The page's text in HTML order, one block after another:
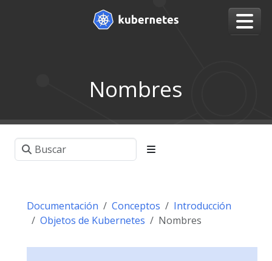
Nombres
Documentación Conceptos
Introducción
Objetos de Kubernetes
Nombres